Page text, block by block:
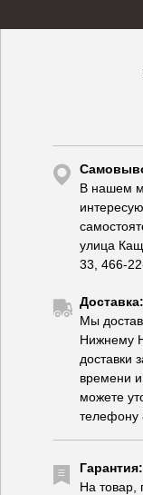
В нашем
улица
33, 466-
Доставка:
Мы
Нижнему
доставки
времени и
можете
телефону
Гарантия:
На товар,